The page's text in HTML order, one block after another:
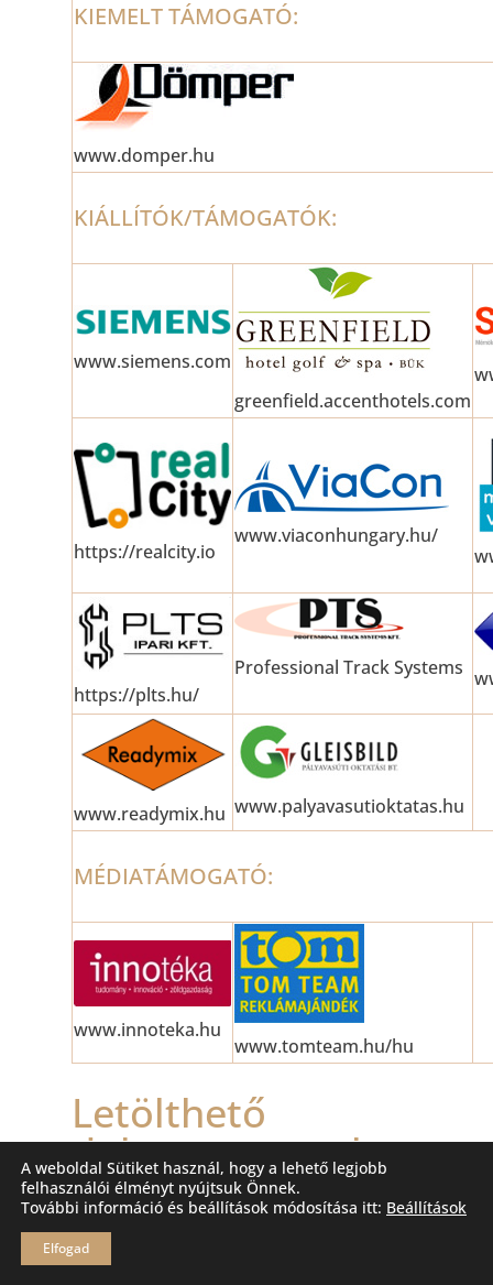
KIEMELT TÁMOGATÓ:
www.domper.hu
KIÁLLÍTÓK/TÁMOGATÓK:
www.siemens.com
greenfield.accenthotels.com
https://realcity.io
www.viaconhungary.hu/
https://plts.hu/
Professional Track Systems
www.readymix.hu www.palyavasutioktatas.hu
MÉDIATÁMOGATÓ:
www.innoteka.hu
www.tomteam.hu/hu
Letölthető
dokumentumok
Dr. Macsinka Klára előadása
Roszik Gábor előadása
Juhász Tamás előadása
A weboldal Sütiket használ, hogy a lehető legjobb
felhasználói élményt nyújtsuk Önnek.
További információ és beállítások módosítása itt: Beállítások
Elfogad